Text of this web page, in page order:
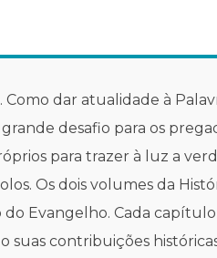
dar atualidade à
desafio para os
para trazer à luz a
Os dois volumes da
Evangelho. Cada
contribuições